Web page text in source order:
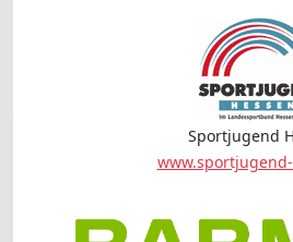
Sportjugend